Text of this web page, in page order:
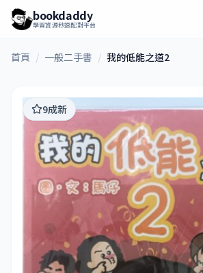
bookdaddy
學習資源秒速配對平台
首頁 / 一般二手書 / 我的低能之道2
9成新